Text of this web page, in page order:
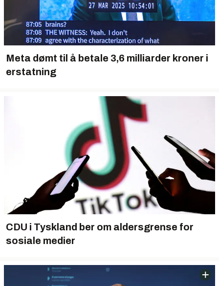
Meta dømt til å betale 3,6 milliarder kroner i
erstatning
CDU i Tyskland ber om aldersgrense for
sosiale medier